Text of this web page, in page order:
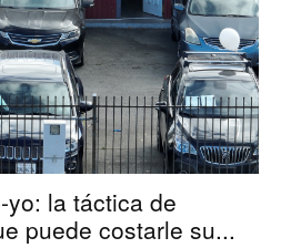
la táctica de
puede costarle su...